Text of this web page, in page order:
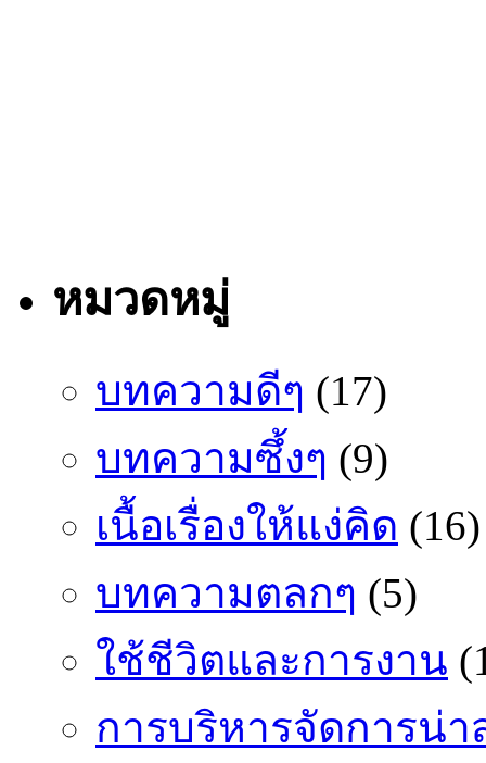
หมวดหมู่
บทความดีๆ (17)
บทความซึ้งๆ (9)
เนื้อเรื่องให้แง่คิด (16)
บทความตลกๆ (5)
ใช้ชีวิตและการงาน
การบริหารจัดการน่า